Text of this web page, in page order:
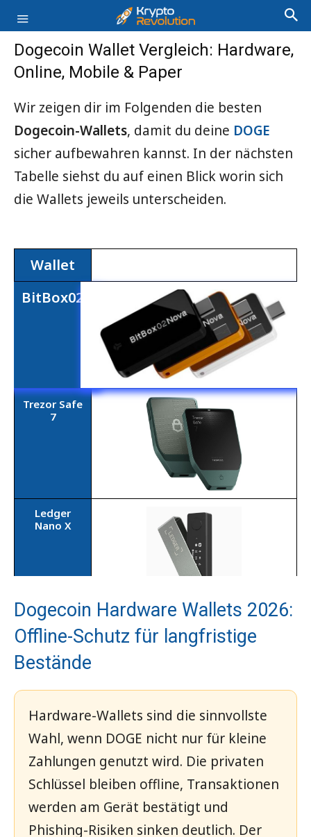
Dogecoin Wallet Vergleich: Hardware,
Online, Mobile & Paper
Wir zeigen dir im Folgenden die besten
Dogecoin-Wallets, damit du deine DOGE
sicher aufbewahren kannst. In der nächsten
Tabelle siehst du auf einen Blick worin sich
die Wallets jeweils unterscheiden.
Wallet
BitBox02
Trezor Safe
7
Ledger
Nano X
Coinbase
Paper
Dogecoin Hardware Wallets 2026:
Offline-Schutz für langfristige
Bestände
Hardware-Wallets sind die sinnvollste
Wahl, wenn DOGE nicht nur für kleine
Zahlungen genutzt wird. Die privaten
Schlüssel bleiben offline, Transaktionen
werden am Gerät bestätigt und
Phishing-Risiken sinken deutlich. Der